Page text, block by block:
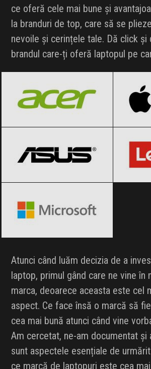
ce oferă cele mai bune și
la branduri de top, care să se
nevoile și cerințele tale. Dă click și
brandul care-ți oferă laptopul pe
Atunci când luăm decizia de a
laptop, primul gând care ne vine în
marca, deoarece aceasta este cel
aspect. Ce face însă o marcă să
cea mai bună atunci când vine
Am cercetat, ne-am documentat și
sunt aspectele esențiale de
ce marcă de laptopuri este cea